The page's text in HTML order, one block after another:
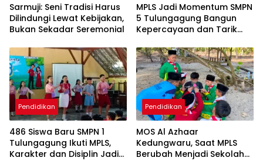
Sarmuji: Seni Tradisi Harus
Dilindungi Lewat Kebijakan,
Bukan Sekadar Seremonial
MPLS Jadi Momentum SMPN
5 Tulungagung Bangun
Kepercayaan dan Tarik
Pendidikan
486 Siswa Baru SMPN 1
Tulungagung Ikuti MPLS,
Karakter dan Disiplin Jadi
Pendidikan
MOS Al Azhaar
Kedungwaru, Saat MPLS
Berubah Menjadi Sekolah